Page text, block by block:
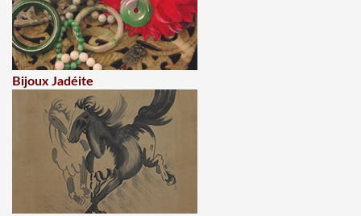
Bijoux Jadéite